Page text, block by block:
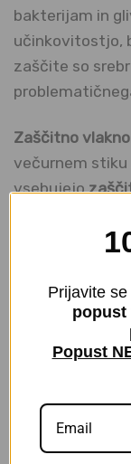
bakterijam in
učinkovitostjo,
zaščite so
Zaščitno vlakno
večurnem stiku
vsebujejo
okoli elastana
vašo kožo.
je
prožnost
dobo.
Certifikati
Prijavite
popust
Popust